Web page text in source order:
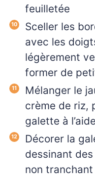
feuilletée
Sceller les
avec les
légèrement
former de
Mélanger le
crème de riz,
galette à
Décorer la
dessinant
non tranchant